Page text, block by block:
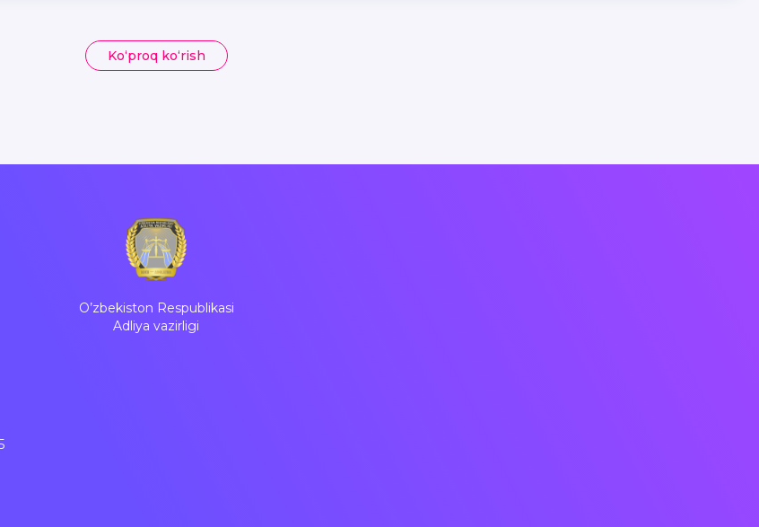
Ko‘proq ko‘rish
O’zbekiston Respublikasi
Adliya vazirligi